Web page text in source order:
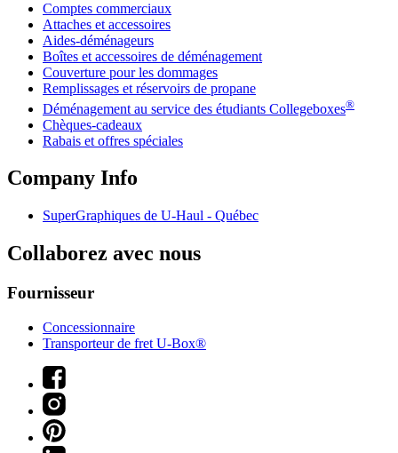
Comptes commerciaux
Attaches et accessoires
Aides-déménageurs
Boîtes et accessoires de déménagement
Couverture pour les dommages
Remplissages et réservoirs de propane
Déménagement au service des étudiants Collegeboxes®
Chèques-cadeaux
Rabais et offres spéciales
Company Info
SuperGraphiques de U-Haul - Québec
Collaborez avec nous
Fournisseur
Concessionnaire
Transporteur de fret U-Box®